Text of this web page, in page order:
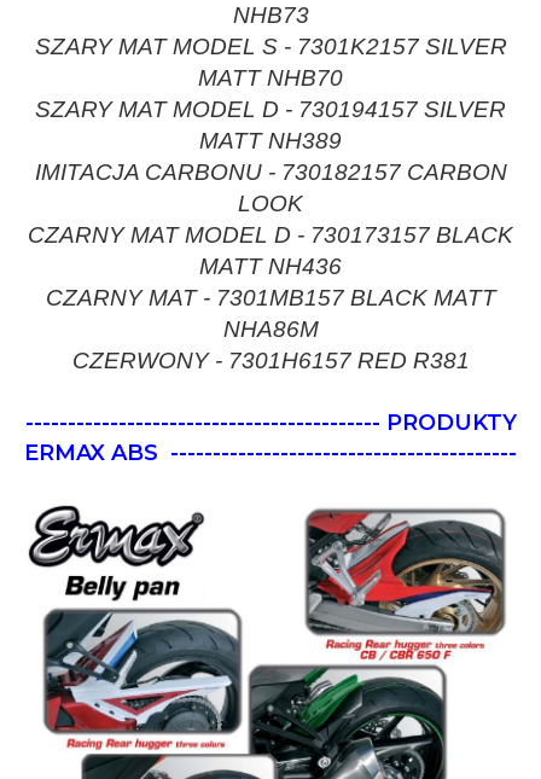
NHB73
SZARY MAT MODEL S - 7301K2157 SILVER
MATT NHB70
SZARY MAT MODEL D - 730194157 SILVER
MATT NH389
IMITACJA CARBONU - 730182157 CARBON
LOOK
CZARNY MAT MODEL D - 730173157 BLACK
MATT NH436
CZARNY MAT - 7301MB157 BLACK MATT
NHA86M
CZERWONY - 7301H6157 RED R381
------------------------------------------ PRODUKTY
ERMAX ABS -----------------------------------------